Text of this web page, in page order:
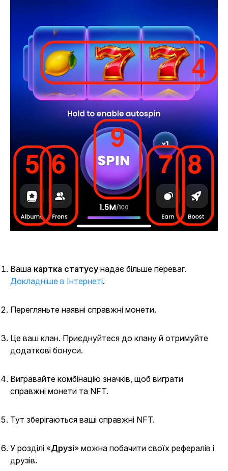
Ваша картка статусу надає більше переваг.
Докладніше в Інтернеті.
Перегляньте наявні справжні монети.
Це ваш клан. Приєднуйтеся до клану й отримуйте
додаткові бонуси.
Вигравайте комбінацію значків, щоб виграти
справжні монети та NFT.
Тут зберігаються ваші справжні NFT.
У розділі «Друзі» можна побачити своїх рефералів і
друзів.